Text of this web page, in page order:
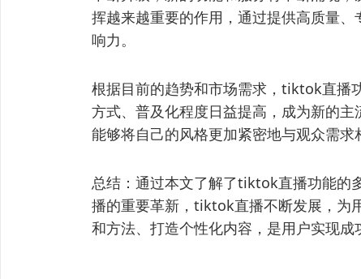
挥越来越重要的作用，通过提供高质量
响力。
根据目前的趋势和市场需求，tiktok直播
方式、普及化程度日益提高，成为新的
能够将自己的风格更加紧密地与观众需求
总结：通过本文了解了tiktok直播功能的
播的重要革新，tiktok直播不断发展，为
和方法、打造个性化内容，是用户实现成